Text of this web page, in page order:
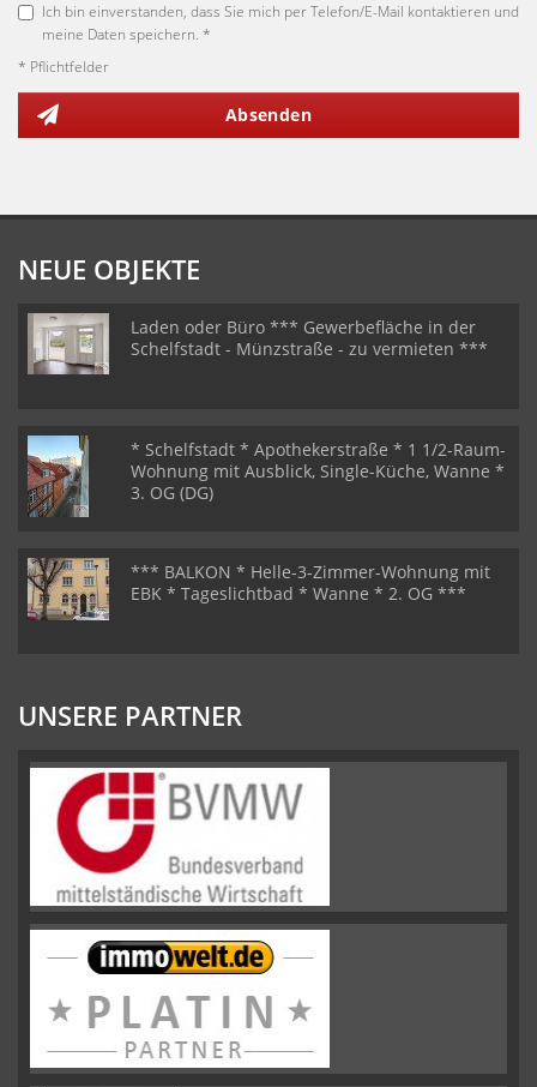
Ich bin einverstanden, dass Sie mich per Telefon/E-Mail kontaktieren und
meine Daten speichern. *
* Pflichtfelder
Absenden
NEUE OBJEKTE
Laden oder Büro *** Gewerbefläche in der
Schelfstadt - Münzstraße - zu vermieten ***
* Schelfstadt * Apothekerstraße * 1 1/2-Raum-
Wohnung mit Ausblick, Single-Küche, Wanne *
3. OG (DG)
*** BALKON * Helle-3-Zimmer-Wohnung mit
EBK * Tageslichtbad * Wanne * 2. OG ***
UNSERE PARTNER